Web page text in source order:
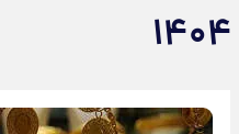
۱۴۰۴